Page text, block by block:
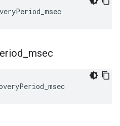
msec